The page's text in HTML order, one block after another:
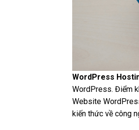
WordPress
WordPress. Điểm
Website
kiến thức về công